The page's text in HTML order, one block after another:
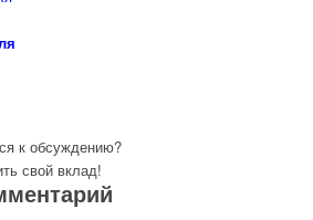
к обсуждению?
свой вклад!